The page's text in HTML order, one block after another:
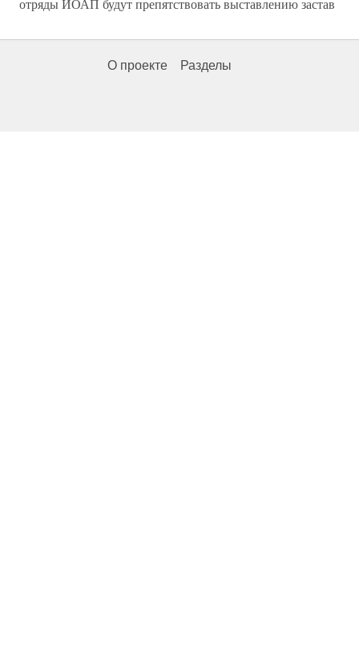
отряды ИОАП будут препятствовать выставлению застав
О проекте Разделы